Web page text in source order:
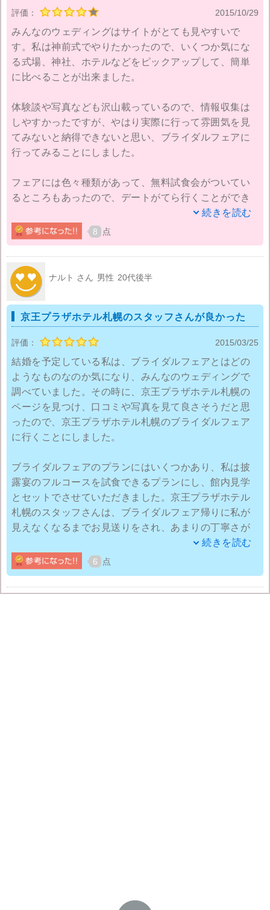
評価： 2015/10/29
みんなのウェディングはサイトがとても見やすいで
す。私は神前式でやりたかったので、いくつか気にな
る式場、神社、ホテルなどをピックアップして、簡単
に比べることが出来ました。
体験談や写真なども沢山載っているので、情報収集は
しやすかったですが、やはり実際に行って雰囲気を見
てみないと納得できないと思い、ブライダルフェアに
行ってみることにしました。
フェアには色々種類があって、無料試食会がついてい
るところもあったので、デートがてら行くことができ
て、とても楽しかったです。当たり前ですが、どんな
種類のフェアでも必ず式場の方と個別でお話しないと
いけないので、安易な気持ちで行ったり、１日に何件
も回ると結構疲れます。
大体、一時間半～二時間くらいは説明を聞いたりする
ので、負担感がない範囲で行く方が良いです。ただ、
一気に回ることで、記憶が薄れる前に色々比べること
と思います。私たちは土日しか行けなかったですが、
平日のフェアだと、土日よりもお得なフェアがあるよ
うだったので、平日に行くのもオススメです。
続きを読む
8 点
ナルト さん 男性 20代後半
京王プラザホテル札幌のスタッフさんが良かった
評価： 2015/03/25
結婚を予定している私は、ブライダルフェアとはどの
ようなものなのか気になり、みんなのウェディングで
調べていました。その時に、京王プラザホテル札幌の
ページを見つけ、口コミや写真を見て良さそうだと思
ったので、京王プラザホテル札幌のブライダルフェア
に行くことにしました。
ブライダルフェアのプランにはいくつかあり、私は披
露宴のフルコースを試食できるプランにし、館内見学
とセットでさせていただきました。京王プラザホテル
札幌のスタッフさんは、ブライダルフェア帰りに私が
見えなくなるまでお見送りをされ、あまりの丁寧さが
また式場については、真っ白の床と天井で、ステンド
グラスとパイプオルガンが印象に残っています。みん
続きを読む
6 点